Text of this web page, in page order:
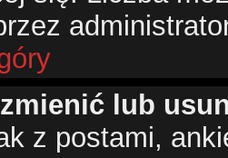
lub
z postami,